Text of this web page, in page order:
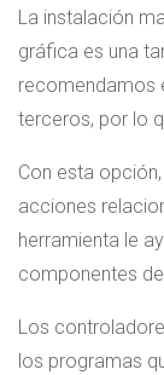
La instalación
gráfica es una
recomendamos
terceros, por lo
Con esta
acciones
herramienta le
componentes
Los
los programas